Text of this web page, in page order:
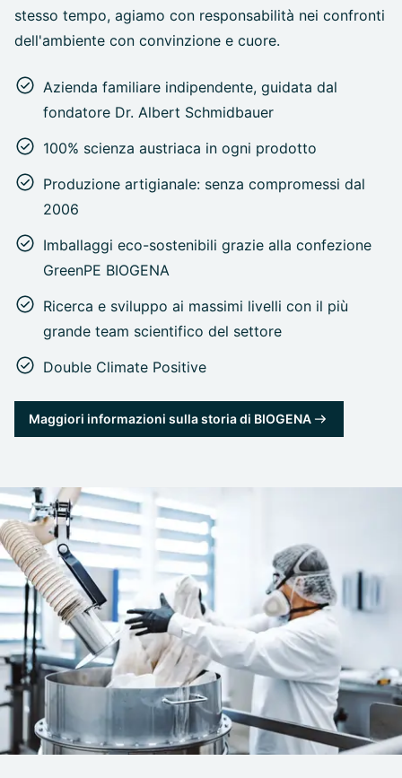
stesso tempo, agiamo con responsabilità nei confronti
dell'ambiente con convinzione e cuore.
Azienda familiare indipendente, guidata dal
fondatore Dr. Albert Schmidbauer
100% scienza austriaca in ogni prodotto
Produzione artigianale: senza compromessi dal
2006
Imballaggi eco-sostenibili grazie alla confezione
GreenPE BIOGENA
Ricerca e sviluppo ai massimi livelli con il più
grande team scientifico del settore
Double Climate Positive
Maggiori informazioni sulla storia di BIOGENA